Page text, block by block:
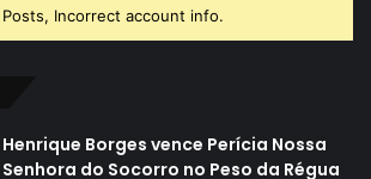
Incorrect account info.
Henrique Borges vence Perícia Nossa
Senhora do Socorro no Peso da Régua